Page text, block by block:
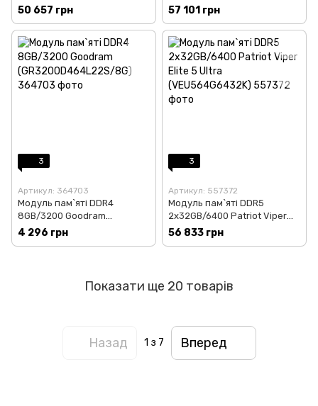
Z5 RGB Black (F5-
6800J3445G16GX2-TZ5RK)
50 657 грн
Elite 5 Ultra RGB
(VEUR564G6432K)
57 101 грн
3
Артикул: 364703
Модуль пам`яті DDR4
8GB/3200 Goodram
(GR3200D464L22S/8G)
4 296 грн
3
Артикул: 557372
Модуль пам`яті DDR5
2x32GB/6400 Patriot Viper
Elite 5 Ultra (VEU564G6432K)
56 833 грн
Показати ще 20 товарів
Назад 1 з 7 Вперед